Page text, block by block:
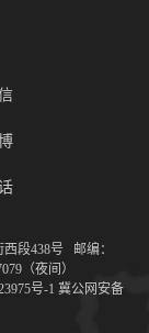
段438号 邮编：
（夜间）
号-1 冀公网安备